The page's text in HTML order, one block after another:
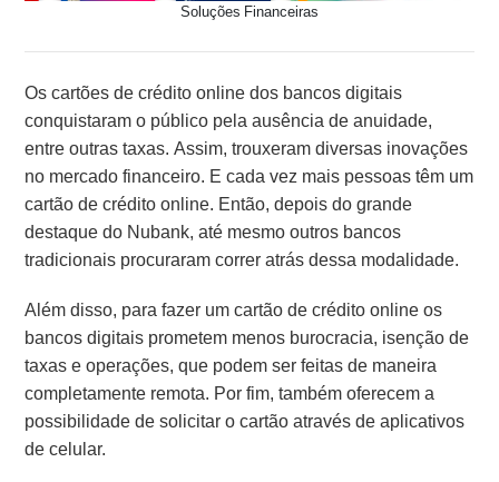
Soluções Financeiras
Os cartões de crédito online dos bancos digitais
conquistaram o público pela ausência de anuidade,
entre outras taxas. Assim, trouxeram diversas inovações
no mercado financeiro. E cada vez mais pessoas têm um
cartão de crédito online. Então, depois do grande
destaque do Nubank, até mesmo outros bancos
tradicionais procuraram correr atrás dessa modalidade.
Além disso, para fazer um cartão de crédito online os
bancos digitais prometem menos burocracia, isenção de
taxas e operações, que podem ser feitas de maneira
completamente remota. Por fim, também oferecem a
possibilidade de solicitar o cartão através de aplicativos
de celular.